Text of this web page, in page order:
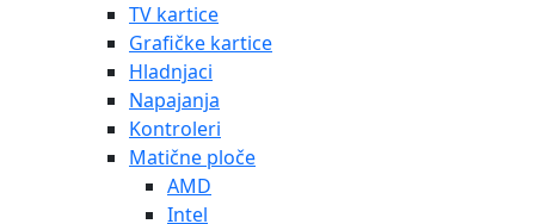
TV kartice
Grafičke kartice
Hladnjaci
Napajanja
Kontroleri
Matične ploče
AMD
Intel